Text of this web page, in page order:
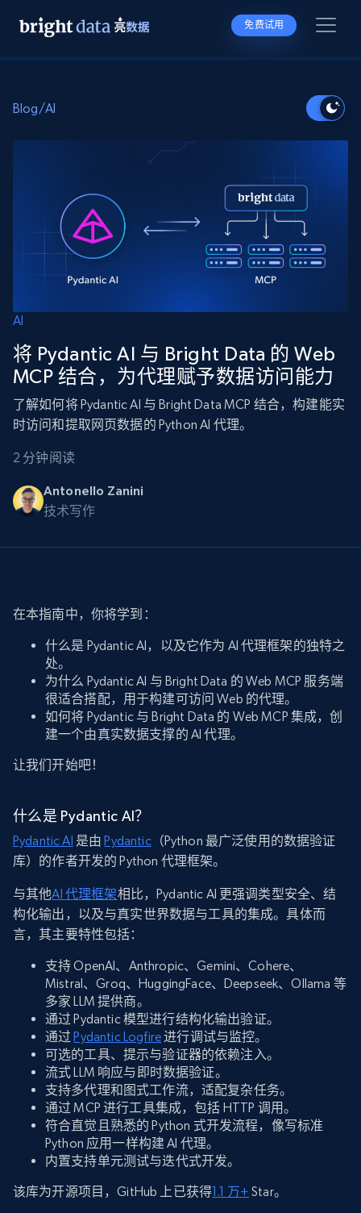
免费试用
Blog/AI
AI
将 Pydantic AI 与 Bright Data 的 Web
MCP 结合，为代理赋予数据访问能力
了解如何将 Pydantic AI 与 Bright Data MCP 结合，构建能实
时访问和提取网页数据的 Python AI 代理。
2 分钟阅读
Antonello Zanini
技术写作
在本指南中，你将学到：
什么是 Pydantic AI，以及它作为 AI 代理框架的独特之
处。
为什么 Pydantic AI 与 Bright Data 的 Web MCP 服务端
很适合搭配，用于构建可访问 Web 的代理。
如何将 Pydantic 与 Bright Data 的 Web MCP 集成，创
建一个由真实数据支撑的 AI 代理。
让我们开始吧！
什么是 Pydantic AI？
Pydantic AI 是由 Pydantic（Python 最广泛使用的数据验证
库）的作者开发的 Python 代理框架。
与其他AI 代理框架相比，Pydantic AI 更强调类型安全、结
构化输出，以及与真实世界数据与工具的集成。具体而
言，其主要特性包括：
支持 OpenAI、Anthropic、Gemini、Cohere、
Mistral、Groq、HuggingFace、Deepseek、Ollama 等
多家 LLM 提供商。
通过 Pydantic 模型进行结构化输出验证。
通过 Pydantic Logfire进行调试与监控。
可选的工具、提示与验证器的依赖注入。
流式 LLM 响应与即时数据验证。
支持多代理和图式工作流，适配复杂任务。
通过 MCP 进行工具集成，包括 HTTP 调用。
符合直觉且熟悉的 Python 式开发流程，像写标准
Python 应用一样构建 AI 代理。
内置支持单元测试与迭代式开发。
该库为开源项目，GitHub 上已获得1.1 万+ Star。